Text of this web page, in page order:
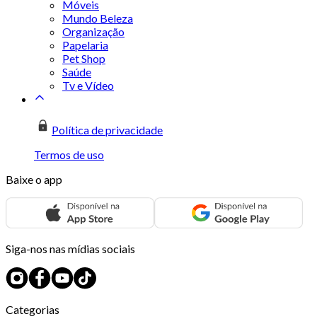
Móveis
Mundo Beleza
Organização
Papelaria
Pet Shop
Saúde
Tv e Vídeo
Política de privacidade
Termos de uso
Baixe o app
Siga-nos nas mídias sociais
Categorias